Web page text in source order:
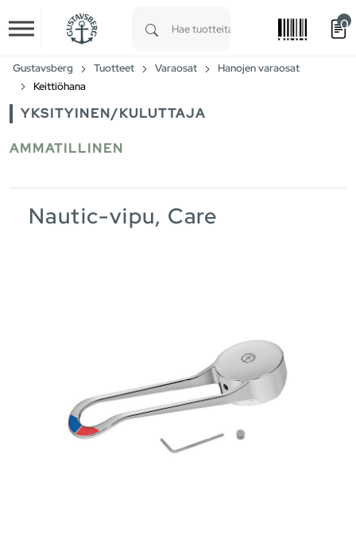
Skip to main content
0
Gustavsberg Tuotteet Varaosat
Hanojen varaosat
Keittiöhana
YKSITYINEN/KULUTTAJA
AMMATILLINEN
Nautic-vipu, Care